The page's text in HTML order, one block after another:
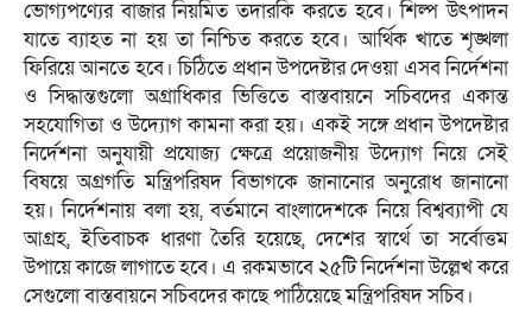
ভোগ্যপণ্যের বাজার নিয়মিত তদারকি করতে হবে। শিল্প উৎপাদন
যাতে ব্যাহত না হয় তা নিশ্চিত করতে হবে। আর্থিক খাতে শৃঙ্খলা
ফিরিয়ে আনতে হবে। চিঠিতে প্রধান উপদেষ্টার দেওয়া এসব নির্দেশনা
ও সিদ্ধান্তগুলো অগ্রাধিকার ভিত্তিতে বাস্তবায়নে সচিবদের একান্ত
সহযোগিতা ও উদ্যোগ কামনা করা হয়। একই সঙ্গে প্রধান উপদেষ্টার
নির্দেশনা অনুযায়ী প্রযোজ্য ক্ষেত্রে প্রয়োজনীয় উদ্যোগ নিয়ে সেই
বিষয়ে অগ্রগতি মন্ত্রিপরিষদ বিভাগকে জানানোর অনুরোধ জানানো
হয়। নির্দেশনায় বলা হয়, বর্তমানে বাংলাদেশকে নিয়ে বিশ্বব্যাপী যে
আগ্রহ, ইতিবাচক ধারণা তৈরি হয়েছে, দেশের স্বার্থে তা সর্বোত্তম
উপায়ে কাজে লাগাতে হবে। এ রকমভাবে ২৫টি নির্দেশনা উল্লেখ করে
সেগুলো বাস্তবায়নে সচিবদের কাছে পাঠিয়েছে মন্ত্রিপরিষদ সচিব।